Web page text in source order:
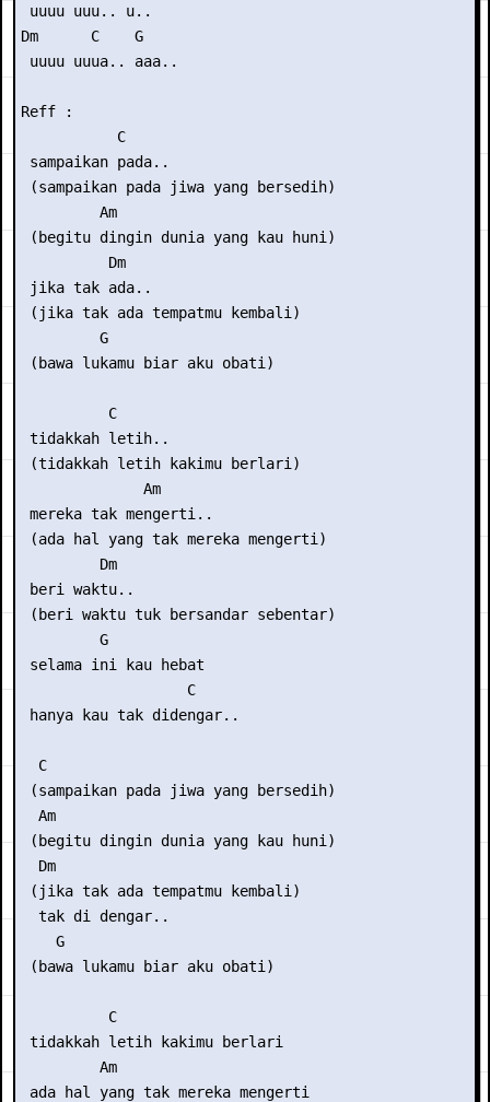
uuuu uuu.. u..
Dm      C    G
uuuu uuua.. aaa..
Reff :
           C
sampaikan pada..
(sampaikan pada jiwa yang bersedih)
         Am
(begitu dingin dunia yang kau huni)
          Dm
jika tak ada..
(jika tak ada tempatmu kembali)
         G
(bawa lukamu biar aku obati)
          C
tidakkah letih..
(tidakkah letih kakimu berlari)
              Am
mereka tak mengerti..
(ada hal yang tak mereka mengerti)
         Dm
beri waktu..
(beri waktu tuk bersandar sebentar)
         G
selama ini kau hebat
                   C
hanya kau tak didengar..
  C
(sampaikan pada jiwa yang bersedih)
  Am
(begitu dingin dunia yang kau huni)
  Dm
(jika tak ada tempatmu kembali)
  tak di dengar..
    G
(bawa lukamu biar aku obati)
          C
tidakkah letih kakimu berlari
         Am
ada hal yang tak mereka mengerti